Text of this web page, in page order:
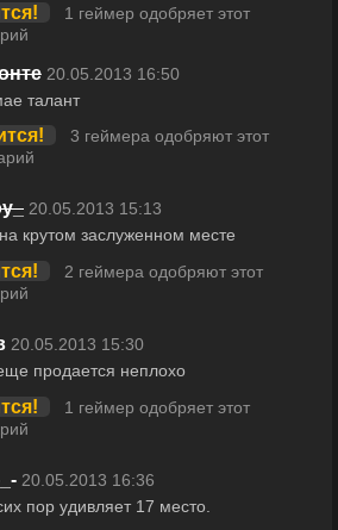
1 геймер одобряет этот
20.05.2013 16:50
талант
3 геймера одобряют этот
20.05.2013 15:13
крутом заслуженном месте
2 геймера одобряют этот
20.05.2013 15:30
продается неплохо
1 геймер одобряет этот
20.05.2013 16:36
пор удивляет 17 место.